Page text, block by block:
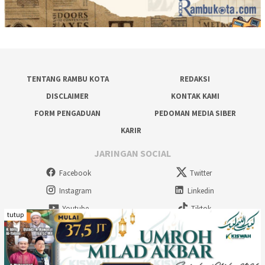
TENTANG RAMBU KOTA
REDAKSI
DISCLAIMER
KONTAK KAMI
FORM PENGADUAN
PEDOMAN MEDIA SIBER
KARIR
JARINGAN SOCIAL
Facebook
Twitter
Instagram
Linkedin
Youtube
Tiktok
Rambu Kota Multimedia - 2026
tutup